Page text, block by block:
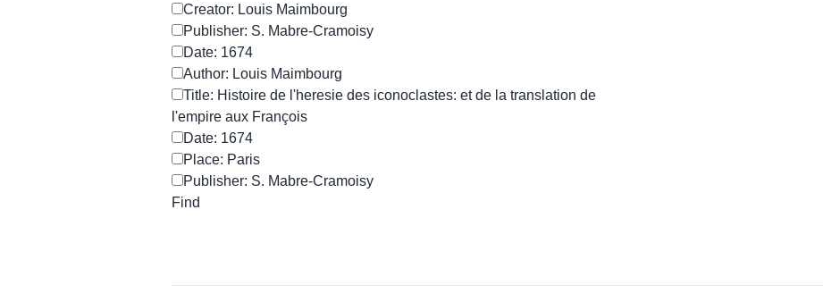
Creator: Louis Maimbourg
Publisher: S. Mabre-Cramoisy
Date: 1674
Author: Louis Maimbourg
Title: Histoire de l'heresie des iconoclastes: et de la translation de
l'empire aux François
Date: 1674
Place: Paris
Publisher: S. Mabre-Cramoisy